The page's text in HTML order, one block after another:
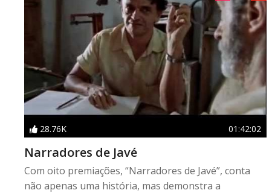
28.76K 01:42:02
Narradores de Javé
Com oito premiações, “Narradores de Javé”, conta
não apenas uma história, mas demonstra a